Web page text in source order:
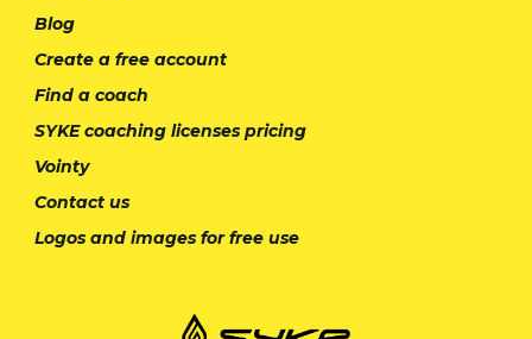
Blog
Create a free account
Find a coach
SYKE coaching licenses pricing
Vointy
Contact us
Logos and images for free use